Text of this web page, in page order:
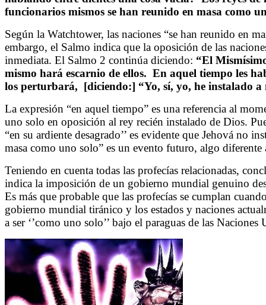
funcionarios mismos se han reunido en masa como
Según la Watchtower, las naciones “se han reunido en
embargo, el Salmo indica que la oposición de las
inmediata. El Salmo 2 continúa diciendo: “El
mismo hará escarnio de ellos. En aquel tiempo les
los perturbará, [diciendo:] “Yo, sí, yo, he instalado
La expresión “en aquel tiempo” es una referencia al
uno solo en oposición al rey recién instalado de Dios.
“en su ardiente desagrado’’ es evidente que Jehová no
masa como uno solo” es un evento futuro, algo
Teniendo en cuenta todas las profecías relacionadas,
indica la imposición de un gobierno mundial genuino
Es más que probable que las profecías se cumplan
gobierno mundial tiránico y los estados y naciones
a ser ‘’como uno solo’’ bajo el paraguas de las Naciones